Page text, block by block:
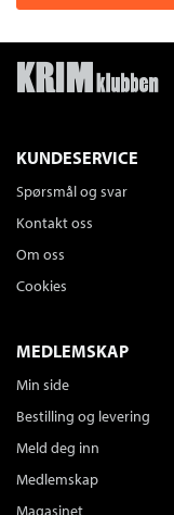
KUNDESERVICE
Spørsmål og svar
Kontakt oss
Om oss
Cookies
MEDLEMSKAP
Min side
Bestilling og levering
Meld deg inn
Medlemskap
Magasinet